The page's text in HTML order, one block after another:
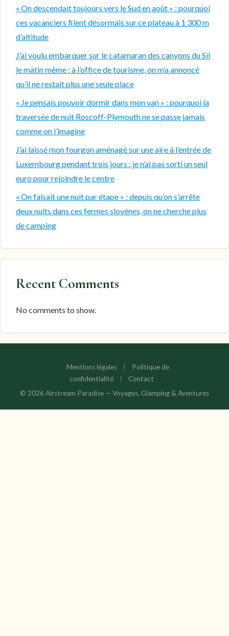
« On descendait toujours vers le Sud en août » : pourquoi
ces vacanciers filent désormais sur ce plateau à 1 300 m
d’altitude
J’ai voulu embarquer sur le catamaran des canyons du Sil
le matin même : à l’office de tourisme, on m’a annoncé
qu’il ne restait plus une seule place
« Je pensais pouvoir dormir dans mon van » : pourquoi la
traversée de nuit Roscoff-Plymouth ne se passe jamais
comme on l’imagine
J’ai laissé mon fourgon aménagé sur une aire à l’entrée de
Luxembourg pendant trois jours : je n’ai pas sorti un seul
euro pour rejoindre le centre
« On faisait une nuit par étape » : depuis qu’on s’arrête
deux nuits dans ces fermes slovènes, on ne cherche plus
de camping
Recent Comments
No comments to show.
Mentions légales
Politique de
confidentialité
Contact
© 2026 Airstream Paradise — Voyages, Glamping & Aventures